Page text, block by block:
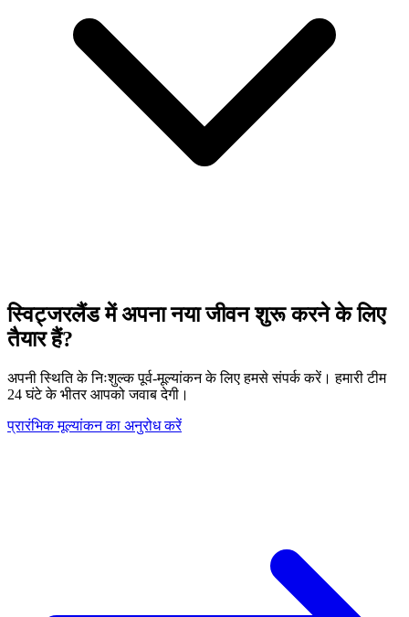
स्विट्जरलैंड में अपना नया जीवन शुरू करने के लिए
तैयार हैं?
अपनी स्थिति के निःशुल्क पूर्व-मूल्यांकन के लिए हमसे संपर्क करें। हमारी टीम
24 घंटे के भीतर आपको जवाब देगी।
प्रारंभिक मूल्यांकन का अनुरोध करें